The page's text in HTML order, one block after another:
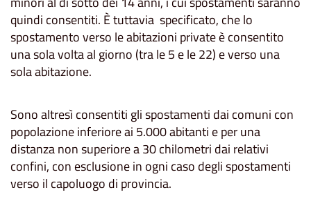
quindi consentiti. È tuttavia specificato, che lo
spostamento verso le abitazioni private è consentito
una sola volta al giorno (tra le 5 e le 22) e verso una
sola abitazione.
Sono altresì consentiti gli spostamenti dai comuni con
popolazione inferiore ai 5.000 abitanti e per una
distanza non superiore a 30 chilometri dai relativi
confini, con esclusione in ogni caso degli spostamenti
verso il capoluogo di provincia.